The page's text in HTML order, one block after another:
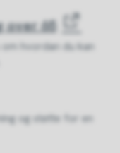
over 65
hvordan du kan
og støtte for en